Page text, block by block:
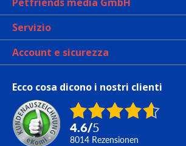
Servizio
Account e sicurezza
Ecco cosa dicono i nostri clienti
4.6/5
8014 Rezensionen